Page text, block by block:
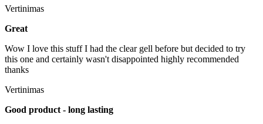
Vertinimas
Great
Wow I love this stuff I had the clear gell before but decided to try
this one and certainly wasn't disappointed highly recommended
thanks
Vertinimas
Good product - long lasting